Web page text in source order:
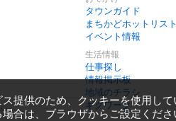
タウンガイド
まちかどホットリスト
イベント情報
生活情報
仕事探し
情報掲示板
地域のチラシ
ギグワーク
提供のため、クッキーを使用し
合は、ブラウザからご設定くださ